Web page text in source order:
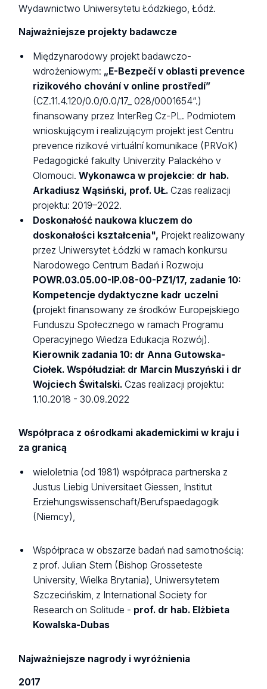
Wydawnictwo Uniwersytetu Łódzkiego, Łódź.
Najważniejsze projekty badawcze
Międzynarodowy projekt badawczo-
wdrożeniowym: „E-Bezpečí v oblasti prevence
rizikového chování v online prostředí”
(CZ.11.4.120/0.0/0.0/17_ 028/0001654“.)
finansowany przez InterReg Cz-PL. Podmiotem
wnioskującym i realizującym projekt jest Centru
prevence rizikové virtuální komunikace (PRVoK)
Pedagogické fakulty Univerzity Palackého v
Olomouci.Wykonawca w projekcie: dr hab.
Arkadiusz Wąsiński, prof. UŁ. Czas realizacji
projektu: 2019–2022.
Doskonałość naukowa kluczem do
doskonałości kształcenia", Projekt realizowany
przez Uniwersytet Łódzki w ramach konkursu
Narodowego Centrum Badań i Rozwoju
POWR.03.05.00-IP.08-00-PZ1/17, zadanie 10:
Kompetencje dydaktyczne kadr uczelni
(projekt finansowany ze środków Europejskiego
Funduszu Społecznego w ramach Programu
Operacyjnego Wiedza Edukacja Rozwój).
Kierownik zadania 10: dr Anna Gutowska-
Ciołek. Współudział: dr Marcin Muszyński i dr
Wojciech Świtalski. Czas realizacji projektu:
1.10.2018 - 30.09.2022
Współpraca z ośrodkami akademickimi w kraju i
za granicą
wieloletnia (od 1981) współpraca partnerska z
Justus Liebig Universitaet Giessen, Institut
Erziehungswissenschaft/Berufspaedagogik
(Niemcy),
Współpraca w obszarze badań nad samotnością:
z prof. Julian Stern (Bishop Grosseteste
University, Wielka Brytania), Uniwersytetem
Szczecińskim, z International Society for
Research on Solitude - prof. dr hab. Elżbieta
Kowalska-Dubas
Najważniejsze nagrody i wyróżnienia
2017